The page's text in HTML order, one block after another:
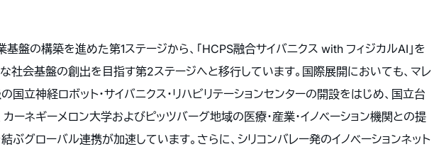
基盤の構築を進めた第1ステージから、「HCPS融合サイバニクス with フィジカルAI」を
社会基盤の創出を目指す第2ステージへと移行しています。国際展開においても、マレ
国立神経ロボット・サイバニクス・リハビリテーションセンターの開設をはじめ、国立台
カーネギーメロン大学およびピッツバーグ地域の医療・産業・イノベーション機関との提
ぶグローバル連携が加速しています。さらに、シリコンバレー発のイノベーションネット